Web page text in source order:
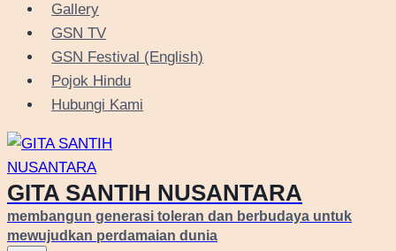
Gallery
GSN TV
GSN Festival (English)
Pojok Hindu
Hubungi Kami
GITA SANTIH NUSANTARA
membangun generasi toleran dan berbudaya untuk
mewujudkan perdamaian dunia